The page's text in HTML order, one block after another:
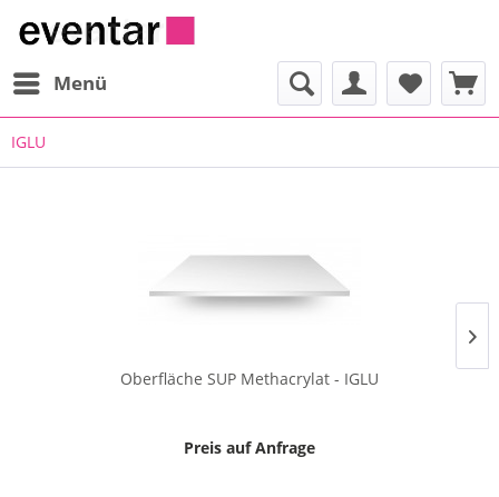
Menü
IGLU
Oberfläche SUP Methacrylat - IGLU
Preis auf Anfrage